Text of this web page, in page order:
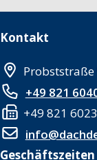
Kontakt
+49 821
+49 821
Geschäftszeiten